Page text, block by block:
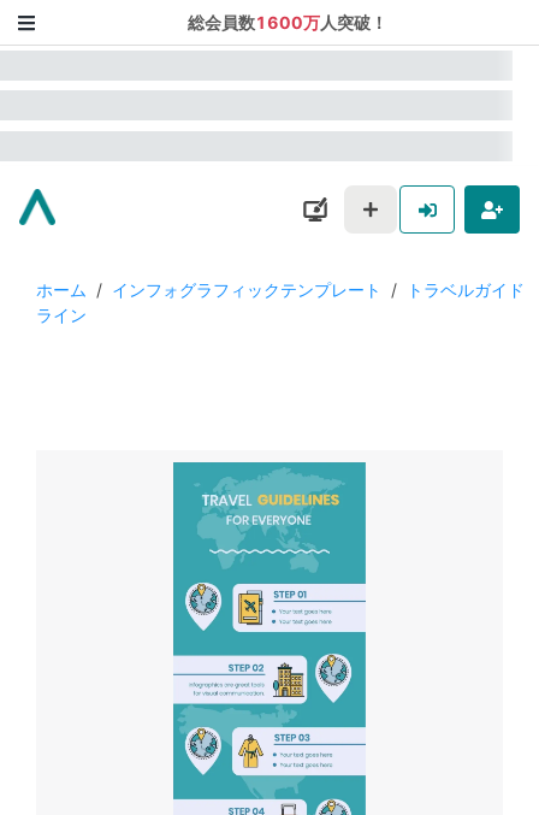
総会員数1600万人突破！
ホーム / インフォグラフィックテンプレート /
トラベルガイド
ライン